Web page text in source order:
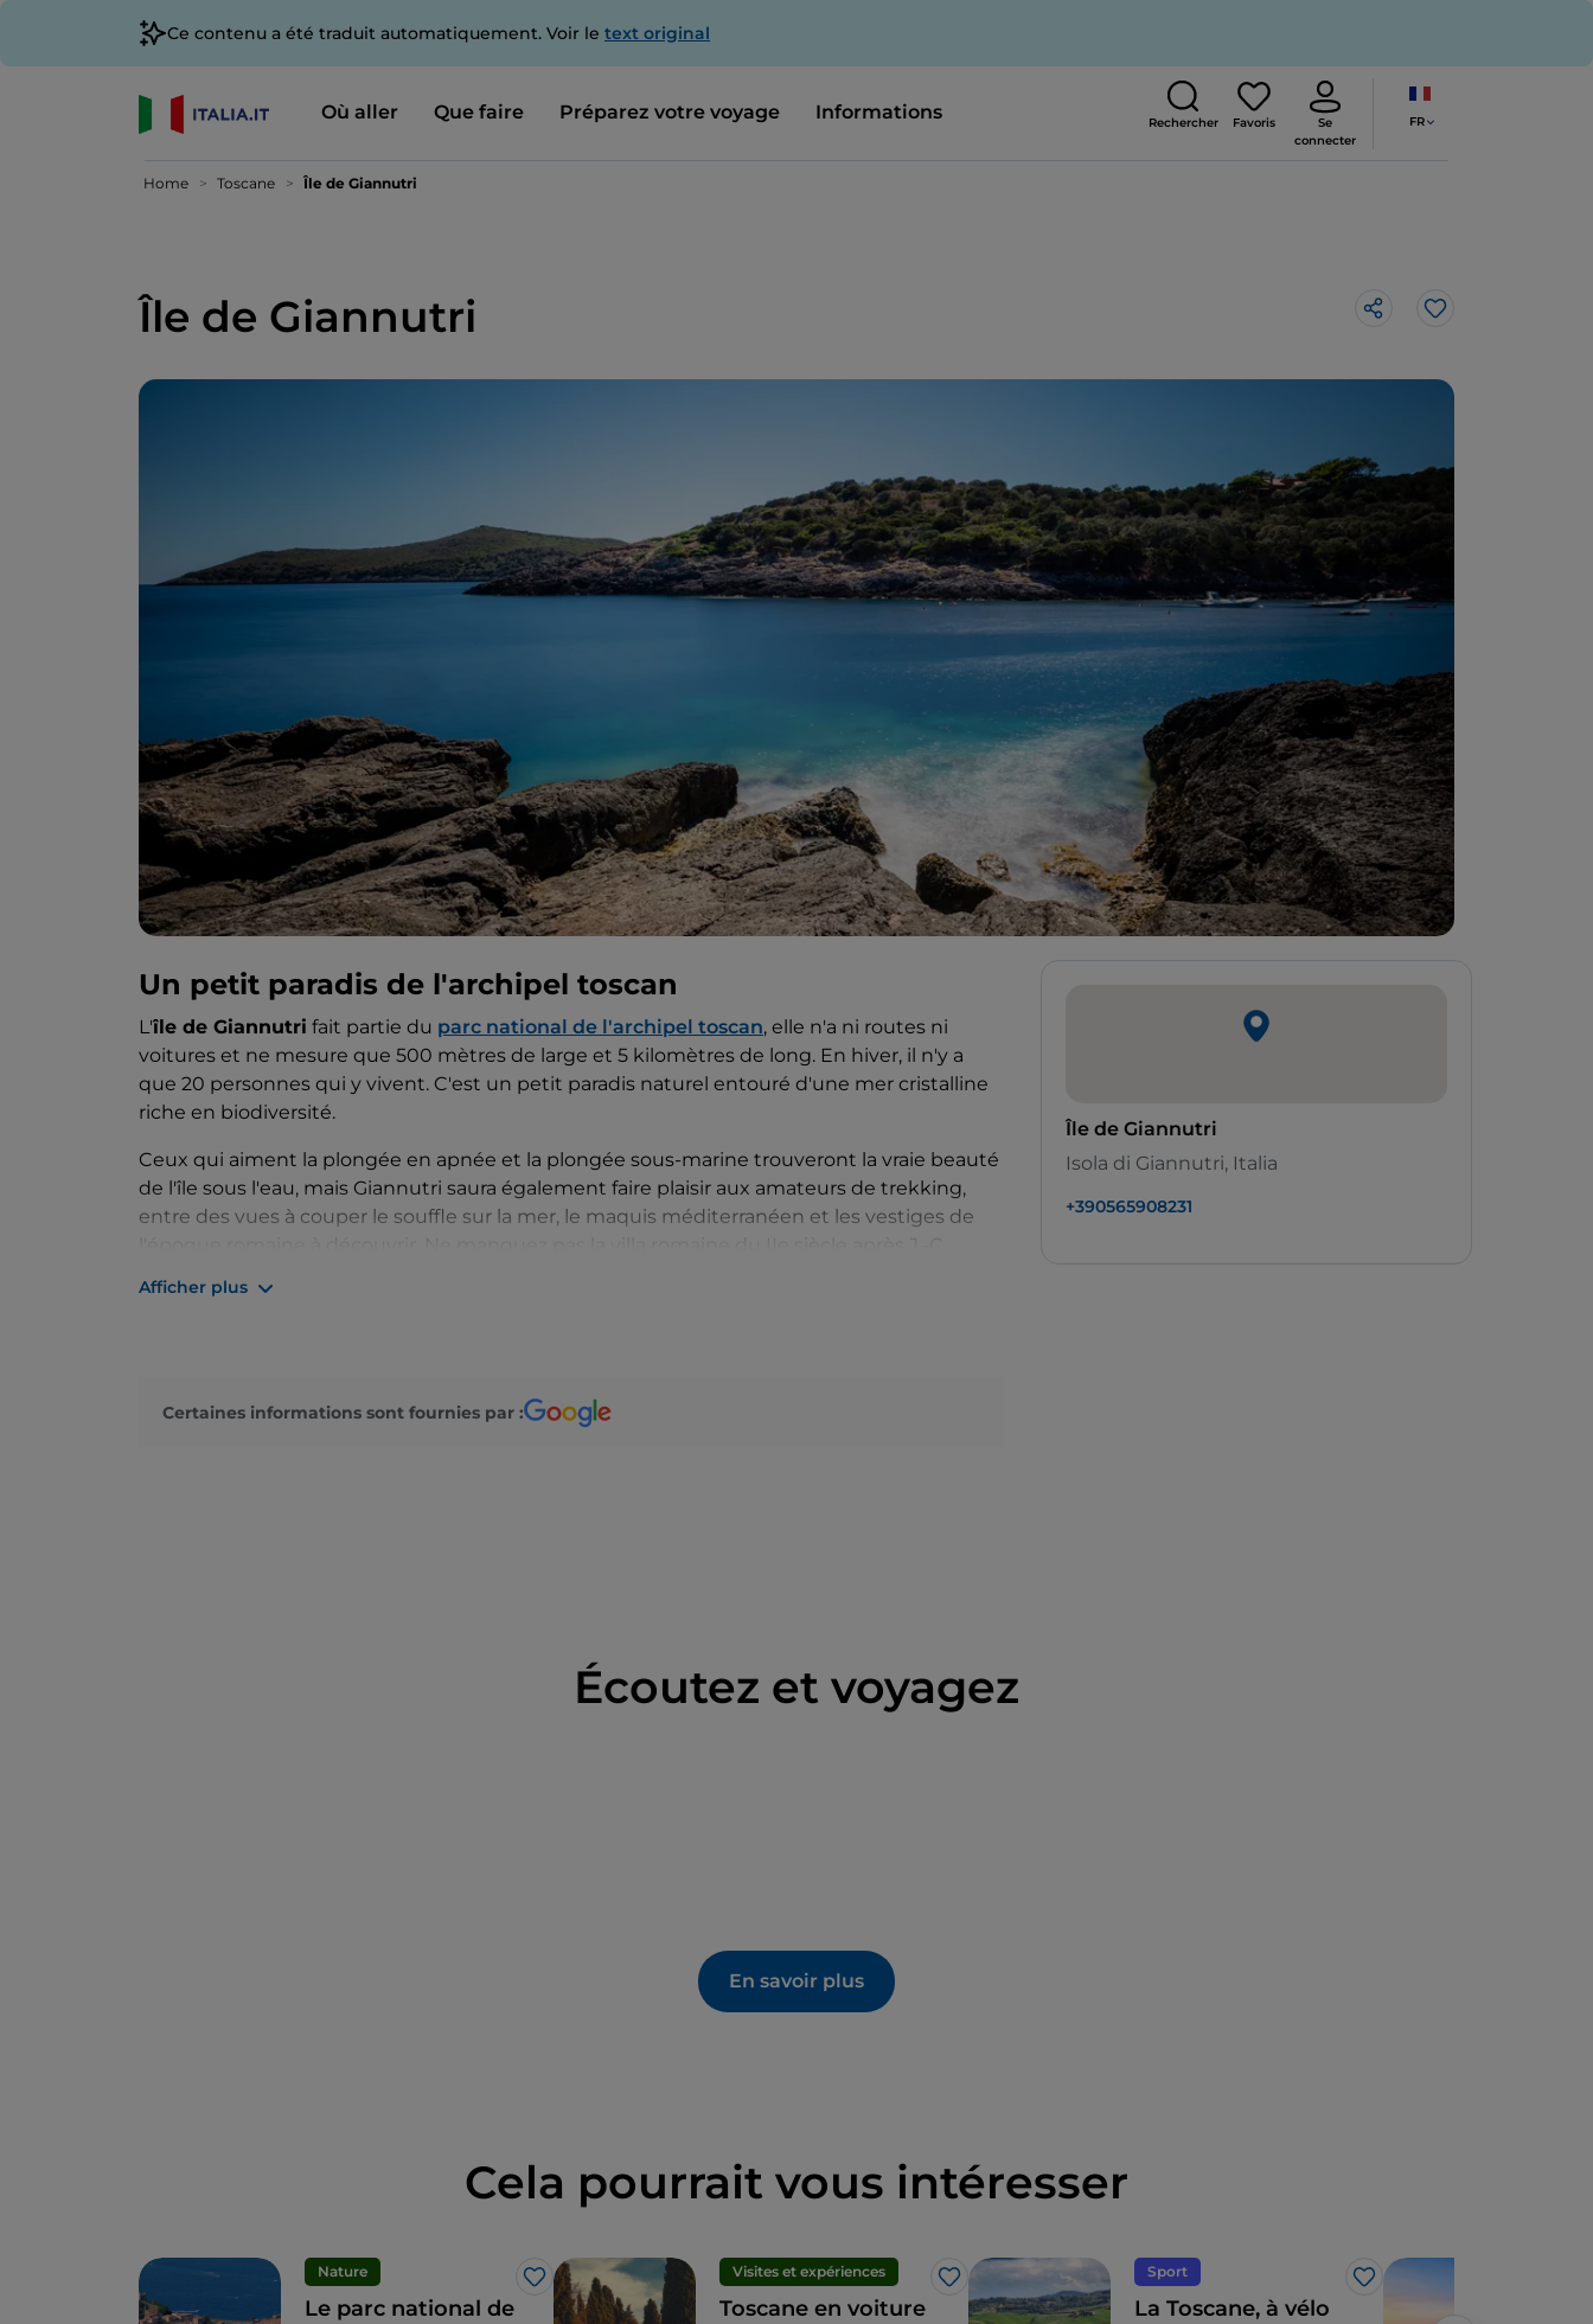
Ce contenu a été traduit automatiquement. Voir le text original
Où aller Que faire Préparez votre voyage Informations Rechercher Favoris
Se
connecter
FR
Home Toscane Île de Giannutri
Île de Giannutri J’aime
Un petit paradis de l'archipel toscan
L'île de Giannutri fait partie du parc national de l'archipel toscan, elle n'a ni routes ni
voitures et ne mesure que 500 mètres de large et 5 kilomètres de long. En hiver, il n'y a
que 20 personnes qui y vivent. C'est un petit paradis naturel entouré d'une mer cristalline
riche en biodiversité.
Ceux qui aiment la plongée en apnée et la plongée sous-marine trouveront la vraie beauté
de l'île sous l'eau, mais Giannutri saura également faire plaisir aux amateurs de trekking,
entre des vues à couper le souffle sur la mer, le maquis méditerranéen et les vestiges de
Pour une vue inégalée, rejoignez le
trouvent les restes d'une coque romaine.
Afficher plus
Certaines informations sont fournies par :
Île de Giannutri
Isola di Giannutri, Italia
+390565908231
Écoutez et voyagez
En savoir plus
Cela pourrait vous intéresser
Nature
J’aime
Le parc national de
Visites et expériences
J’aime
Toscane en voiture
Sport
J’aime
La Toscane, à vélo